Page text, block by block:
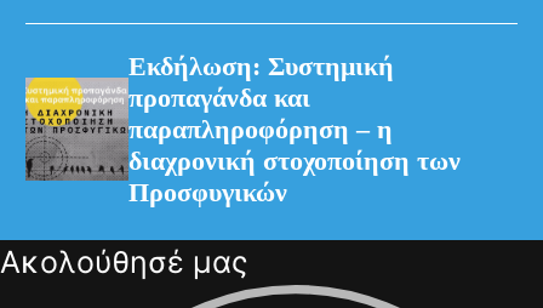
Εκδήλωση: Συστημική
προπαγάνδα και
παραπληροφόρηση – η
διαχρονική στοχοποίηση των
Προσφυγικών
Ακολούθησέ μας